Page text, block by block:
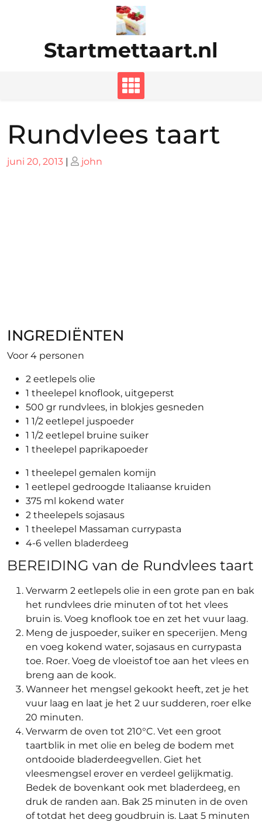
Startmettaart.nl
Rundvlees taart
Geplaatst
juni 20, 2013 | Geplaatst
john
INGREDIËNTEN
Voor 4 personen
2 eetlepels olie
1 theelepel knoflook, uitgeperst
500 gr rundvlees, in blokjes gesneden
1 1/2 eetlepel juspoeder
1 1/2 eetlepel bruine suiker
1 theelepel paprikapoeder
1 theelepel gemalen komijn
1 eetlepel gedroogde Italiaanse kruiden
375 ml kokend water
2 theelepels sojasaus
1 theelepel Massaman currypasta
4-6 vellen bladerdeeg
BEREIDING van de Rundvlees taart
Verwarm 2 eetlepels olie in een grote pan en bak
het rundvlees drie minuten of tot het vlees
bruin is. Voeg knoflook toe en zet het vuur laag.
Meng de juspoeder, suiker en specerijen. Meng
en voeg kokend water, sojasaus en currypasta
toe. Roer. Voeg de vloeistof toe aan het vlees en
breng aan de kook.
Wanneer het mengsel gekookt heeft, zet je het
vuur laag en laat je het 2 uur sudderen, roer elke
20 minuten.
Verwarm de oven tot 210°C. Vet een groot
taartblik in met olie en beleg de bodem met
ontdooide bladerdeegvellen. Giet het
vleesmengsel erover en verdeel gelijkmatig.
Bedek de bovenkant ook met bladerdeeg, en
druk de randen aan. Bak 25 minuten in de oven
of totdat het deeg goudbruin is. Laat 5 minuten